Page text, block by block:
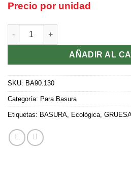
Precio por unidad
"90X130" Basura Gruesa (Grosor:
AÑADIR AL
SKU: BA90.130
Categoría: Para Basura
Etiquetas: BASURA Ecológica